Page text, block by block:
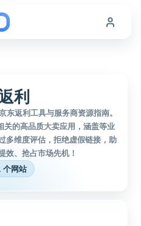
利
东返利工具与服务商资源指南。
关的高品质大卖应用，涵盖等业
多维度评估，拒绝虚假链接，助
效、抢占市场先机！
个网站